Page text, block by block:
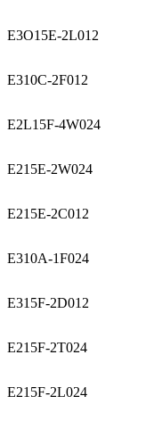
E3O15E-2L012
E310C-2F012
E2L15F-4W024
E215E-2W024
E215E-2C012
E310A-1F024
E315F-2D012
E215F-2T024
E215F-2L024